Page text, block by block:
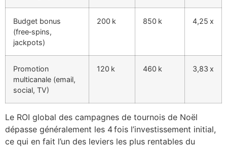
Budget bonus
(free‑spins,
jackpots)
200 k 850 k 4,25 x
Promotion
multicanale (email,
social, TV)
120 k 460 k 3,83 x
Le ROI global des campagnes de tournois de Noël
dépasse généralement les 4 fois l’investissement initial,
ce qui en fait l’un des leviers les plus rentables du